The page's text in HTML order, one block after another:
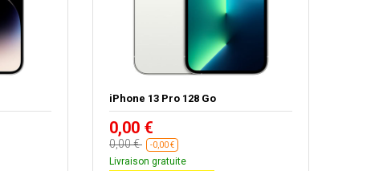
iPhone 13 Pro 128 Go
0,00 €
0,00 € -0,00 €
Livraison gratuite